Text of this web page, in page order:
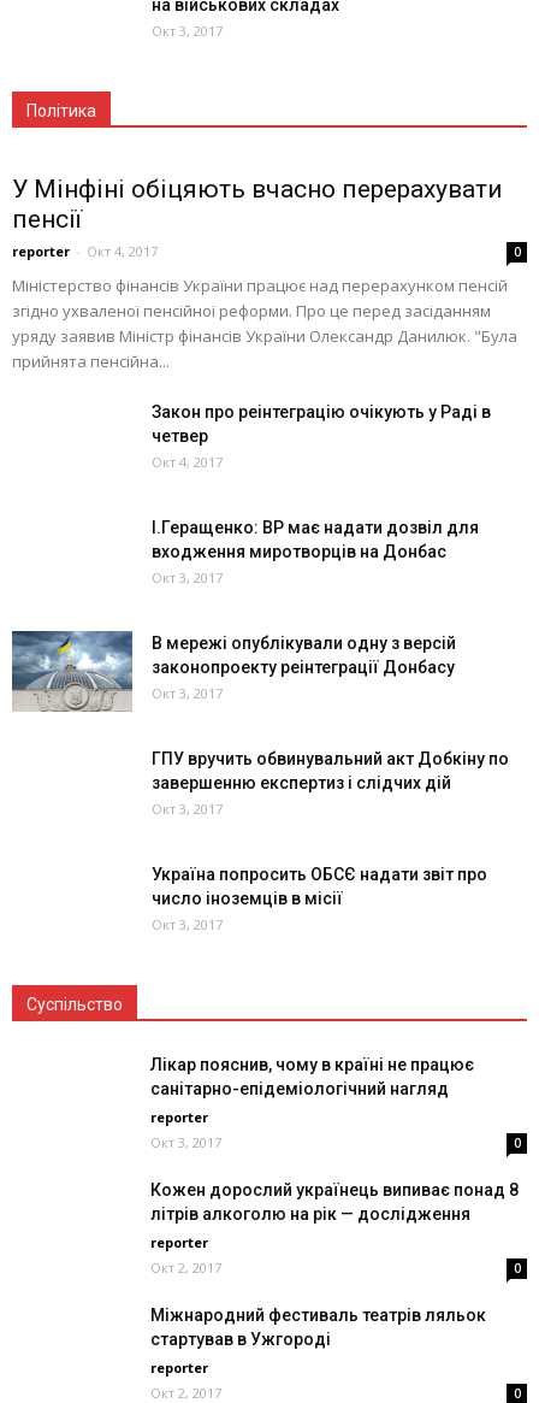
на військових складах
Окт 3, 2017
Політика
У Мінфіні обіцяють вчасно перерахувати
пенсії
reporter - Окт 4, 2017 0
Міністерство фінансів України працює над перерахунком пенсій
згідно ухваленої пенсійної реформи. Про це перед засіданням
уряду заявив Міністр фінансів України Олександр Данилюк. "Була
прийнята пенсійна...
Закон про реінтеграцію очікують у Раді в
четвер
Окт 4, 2017
І.Геращенко: ВР має надати дозвіл для
входження миротворців на Донбас
Окт 3, 2017
В мережі опублікували одну з версій
законопроекту реінтеграції Донбасу
Окт 3, 2017
ГПУ вручить обвинувальний акт Добкіну по
завершенню експертиз і слідчих дій
Окт 3, 2017
Україна попросить ОБСЄ надати звіт про
число іноземців в місії
Окт 3, 2017
Суспільство
Лікар пояснив, чому в країні не працює
санітарно-епідеміологічний нагляд
reporter
Окт 3, 2017
0
Кожен дорослий українець випиває понад 8
літрів алкоголю на рік — дослідження
reporter
Окт 2, 2017
0
Міжнародний фестиваль театрів ляльок
стартував в Ужгороді
reporter
Окт 2, 2017
0